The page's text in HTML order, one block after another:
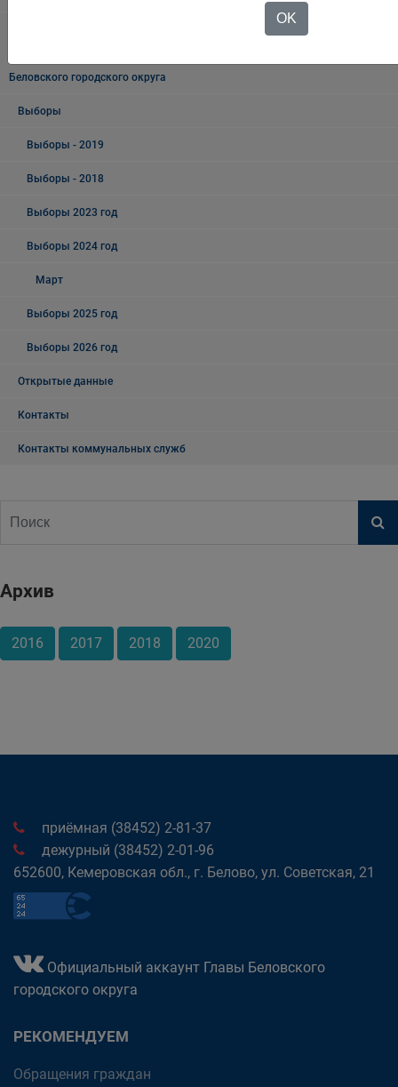
Беловского городского округа
Выборы
Выборы - 2019
Выборы - 2018
Выборы 2023 год
Выборы 2024 год
Март
Выборы 2025 год
Выборы 2026 год
Открытые данные
Контакты
Контакты коммунальных служб
Архив
2016 2017 2018 2020
приёмная (38452) 2-81-37
дежурный (38452) 2-01-96
652600, Кемеровская обл., г. Белово, ул. Советская, 21
Официальный аккаунт Главы Беловского
городского округа
РЕКОМЕНДУЕМ
Обращения граждан
OK